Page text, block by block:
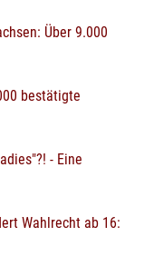
Über 9.000
bestätigte
- Eine
Wahlrecht ab 16: